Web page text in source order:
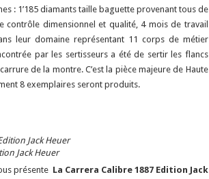
: 1’185 diamants taille baguette provenant tous de
contrôle dimensionnel et qualité, 4 mois de travail
leur domaine représentant 11 corps de métier
par les sertisseurs a été de sertir les flancs
de la montre. C’est la pièce majeure de Haute
8 exemplaires seront produits.
Jack Heuer
présente La Carrera Calibre 1887 Edition Jack